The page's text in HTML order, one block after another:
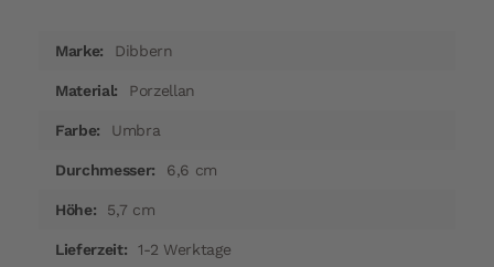
InformationenDibbern
Porzellan
Umbra
6,6 cm
5,7 cm
1-2 Werktage